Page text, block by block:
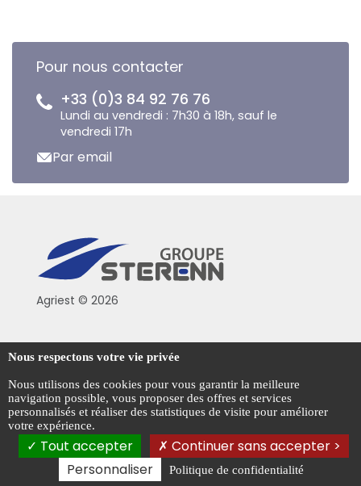
Pour nous contacter
+33 (0)3 84 92 76 76
Lundi au vendredi : 7h30 à 18h, sauf le
vendredi 17h
Par email
Agriest © 2026
Conditions générales de vente
Mentions légales
Politique de confidentialité
Gestion des cookies
Nous respectons votre vie privée
Nous utilisons des cookies pour vous garantir la meilleure
navigation possible, vous proposer des offres et services
personnalisés et réaliser des statistiques de visite pour améliorer
votre expérience.
Tout accepter
Continuer sans accepter >
Personnaliser
Politique de confidentialité